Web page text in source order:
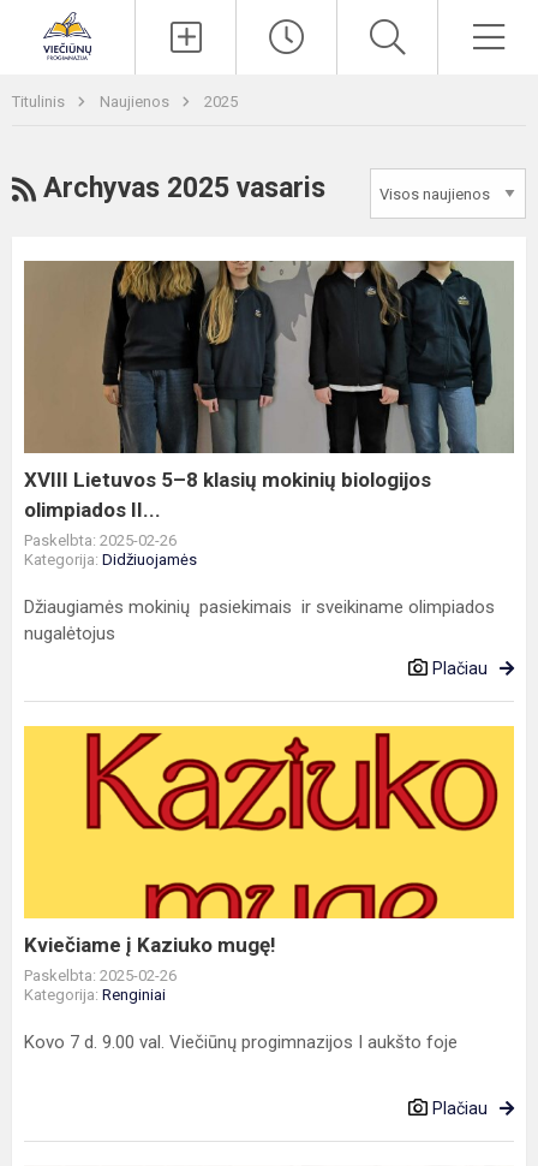
Titulinis Naujienos 2025
RSS
Archyvas 2025 vasaris
olimpiados
II...
XVIII Lietuvos 5–8 klasių mokinių biologijos
olimpiados II...
Paskelbta: 2025-02-26
Kategorija: Didžiuojamės
Džiaugiamės mokinių pasiekimais ir sveikiname olimpiados
nugalėtojus
Plačiau
Kviečiame
Kviečiame į Kaziuko mugę!
Paskelbta: 2025-02-26
Kategorija: Renginiai
Kovo 7 d. 9.00 val. Viečiūnų progimnazijos I aukšto foje
Plačiau